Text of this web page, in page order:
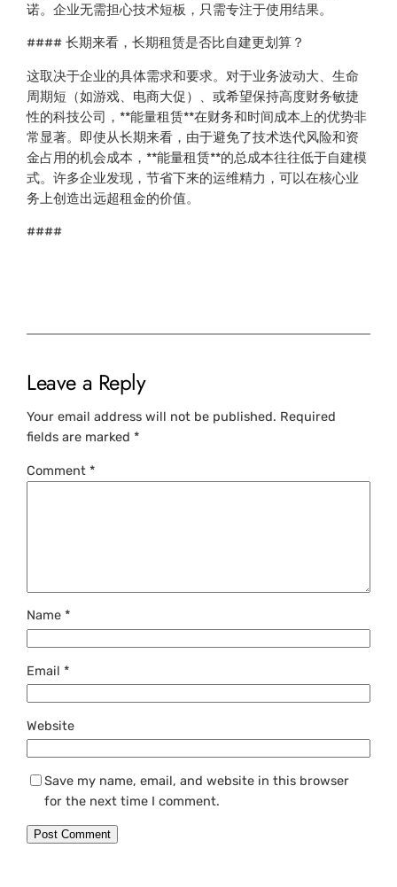
诺。企业无需担心技术短板，只需专注于使用结果。
#### 长期来看，长期租赁是否比自建更划算？
这取决于企业的具体需求和要求。对于业务波动大、生命
周期短（如游戏、电商大促）、或希望保持高度财务敏捷
性的科技公司，**能量租赁**在财务和时间成本上的优势非
常显著。即使从长期来看，由于避免了技术迭代风险和资
金占用的机会成本，**能量租赁**的总成本往往低于自建模
式。许多企业发现，节省下来的运维精力，可以在核心业
务上创造出远超租金的价值。
####
Leave a Reply
Your email address will not be published. Required
fields are marked*
Comment*
Name*
Email*
Website
Save my name, email, and website in this browser
for the next time I comment.